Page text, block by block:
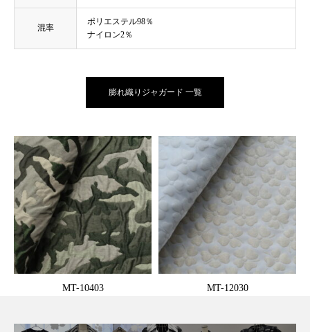
混率
ポリエステル98％
ナイロン2％
膨れ織りジャガード 一覧
MT-10403 MT-12030